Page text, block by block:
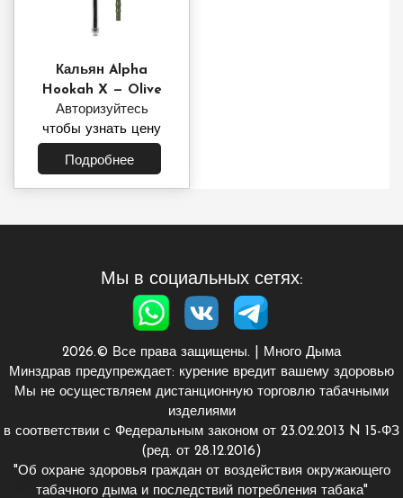
Кальян Alpha
Hookah X — Olive
Авторизуйтесь
чтобы узнать цену
Подробнее
Мы в социальных сетях:
2026.© Все права защищены.
Много Дыма
Минздрав предупреждает: курение вредит вашему здоровью
Мы не осуществляем дистанционную торговлю табачными
изделиями
в соответствии с Федеральным законом от 23.02.2013 N 15-ФЗ
(ред. от 28.12.2016)
"Об охране здоровья граждан от воздействия окружающего
табачного дыма и последствий потребления табака"